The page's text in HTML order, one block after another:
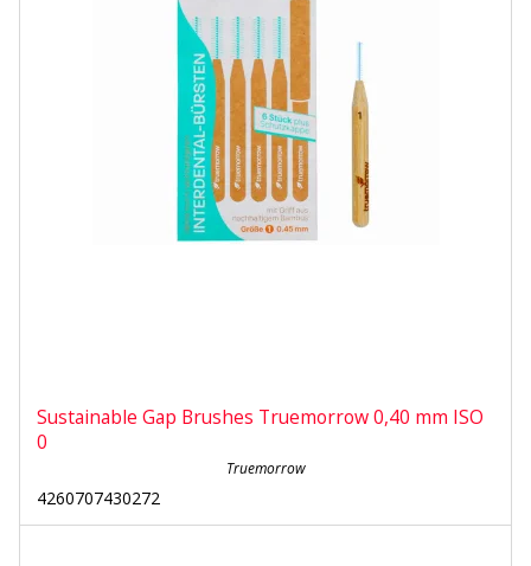
Sustainable Gap Brushes Truemorrow 0,40 mm ISO
0
Truemorrow
4260707430272